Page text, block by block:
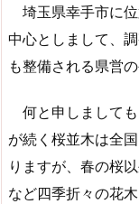
埼玉県幸手市に
中心としまして、
も整備される県営
何と申しまして
が続く桜並木は全
りますが、春の桜
など四季折々の花